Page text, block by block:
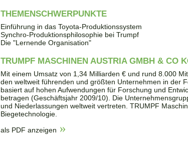
THEMENSCHWERPUNKTE
Einführung in das Toyota-Produktionssystem
Synchro-Produktionsphilosophie bei Trumpf
Die "Lernende Organisation"
TRUMPF MASCHINEN AUSTRIA GMBH & CO
Mit einem Umsatz von 1,34 Milliarden € und rund 8.000
den weltweit führenden und größten Unternehmen in der
basiert auf hohen Aufwendungen für Forschung und
betragen (Geschäftsjahr 2009/10). Die
und Niederlassungen weltweit vertreten. TRUMPF
Biegetechnologie.
als PDF anzeigen